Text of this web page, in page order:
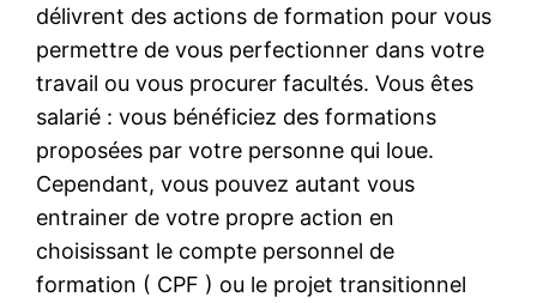
délivrent des actions de formation pour vous
permettre de vous perfectionner dans votre
travail ou vous procurer facultés. Vous êtes
salarié : vous bénéficiez des formations
proposées par votre personne qui loue.
Cependant, vous pouvez autant vous
entrainer de votre propre action en
choisissant le compte personnel de
formation ( CPF ) ou le projet transitionnel